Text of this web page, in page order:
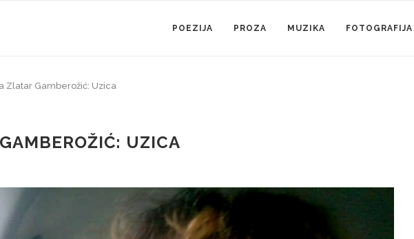
POEZIJA PROZA MUZIKA FOTOGRAFIJA
Zlatar Gamberožić: Uzica
UZICA